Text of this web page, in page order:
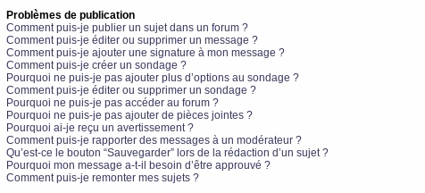
Problèmes de publication
Comment puis-je publier un sujet dans un forum ?
Comment puis-je éditer ou supprimer un message ?
Comment puis-je ajouter une signature à mon message ?
Comment puis-je créer un sondage ?
Pourquoi ne puis-je pas ajouter plus d’options au sondage ?
Comment puis-je éditer ou supprimer un sondage ?
Pourquoi ne puis-je pas accéder au forum ?
Pourquoi ne puis-je pas ajouter de pièces jointes ?
Pourquoi ai-je reçu un avertissement ?
Comment puis-je rapporter des messages à un modérateur ?
Qu’est-ce le bouton “Sauvegarder” lors de la rédaction d’un sujet ?
Pourquoi mon message a-t-il besoin d’être approuvé ?
Comment puis-je remonter mes sujets ?